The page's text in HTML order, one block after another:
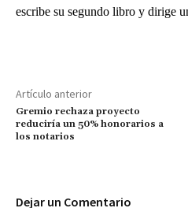
escribe su segundo libro y dirige
Artículo anterior
Gremio rechaza proyecto
reduciría un 50% honorarios a
los notarios
Dejar un Comentario